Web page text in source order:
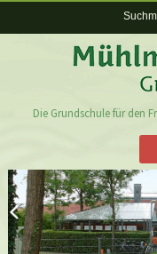
Die Grundschule für den